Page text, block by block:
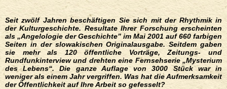
Seitzwölf Jahren beschäftigen Sie sich mit der Rhythmik in
der Kulturgeschichte. Resultate Ihrer Forschung erscheinten
als „Angelologie der Geschichte” im Mai 2001 auf 660 farbigen
Seiten in der slowakischen Originalausgabe. Seitdem gaben
sie mehr als 120 öffentliche Vorträge, Zeitungs- und
Rundfunkinterview und drehten eine Fernsehserie „Mysterium
des Lebens“. Die ganze Auflage von 3000 Stück war in
weniger als einem Jahr vergriffen. Was hat die Aufmerksamkeit
der Öffentlichkeit auf Ihre Arbeit so gefesselt?